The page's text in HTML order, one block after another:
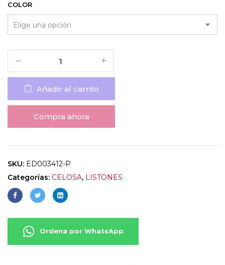
COLOR
Añadir al carrito
Compra ahora
SKU: ED003412-P
Categorías: CELOSA, LISTONES
Ordena por WhatsApp